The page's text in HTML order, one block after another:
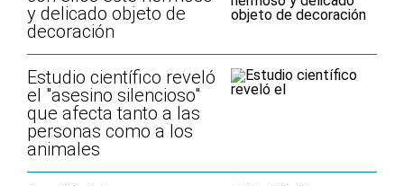
y delicado objeto de
decoración
Estudio científico reveló
el "asesino silencioso"
que afecta tanto a las
personas como a los
animales